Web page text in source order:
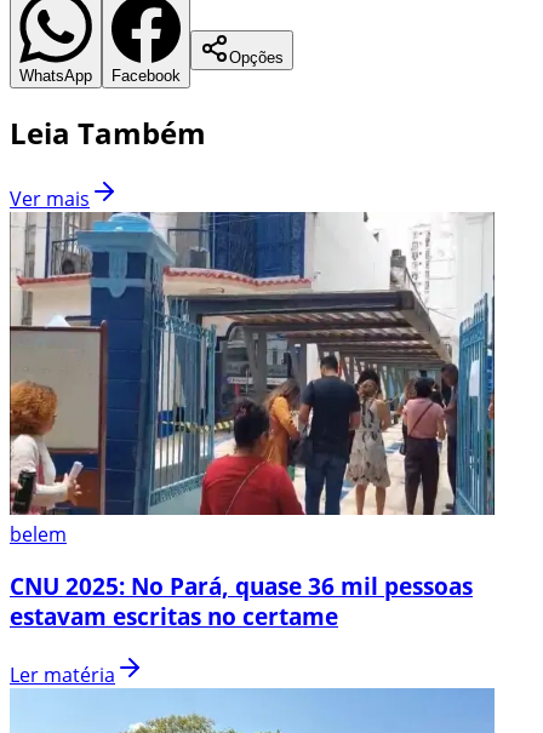
WhatsApp Facebook
Opções
Leia Também
Ver mais
belem
CNU 2025: No Pará, quase 36 mil pessoas
estavam escritas no certame
Ler matéria